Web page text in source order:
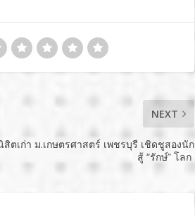
NEXT
ตเก่า ม.เกษตรศาสตร์ เพชรบุรี เชิดชูสองนัก
สู้ “รักษ์” โลก